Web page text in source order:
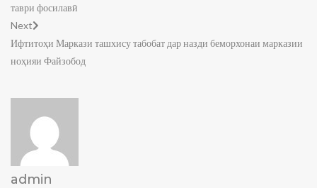
таври фосилавӣ
Next
Ифтитоҳи Маркази ташхису табобат дар назди беморхонаи марказии
ноҳияи Файзобод
admin